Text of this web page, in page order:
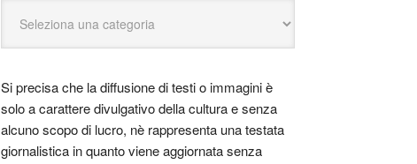
Si precisa che la diffusione di testi o immagini è
solo a carattere divulgativo della cultura e senza
alcuno scopo di lucro, nè rappresenta una testata
giornalistica in quanto viene aggiornata senza